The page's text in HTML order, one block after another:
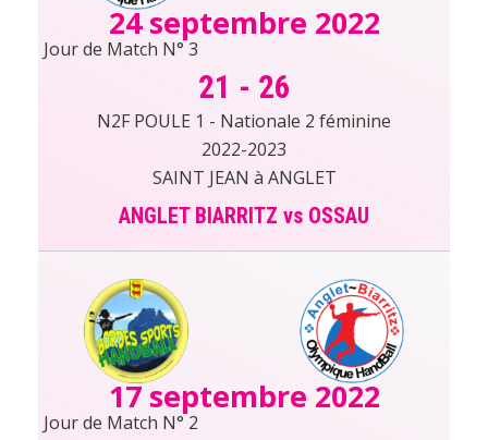
24 septembre 2022
Jour de Match N° 3
21 - 26
N2F POULE 1 - Nationale 2 féminine
2022-2023
SAINT JEAN à ANGLET
ANGLET BIARRITZ vs OSSAU
17 septembre 2022
Jour de Match N° 2